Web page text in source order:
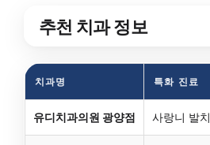
추천 치과 정보
치과명 특화 진료
유디치과의원 광양점 사랑니 발치